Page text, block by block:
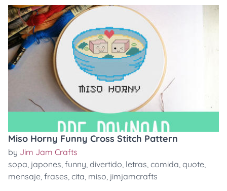
Miso Horny Funny Cross Stitch Pattern
by Jim Jam Crafts
sopa, japones, funny, divertido, letras, comida, quote,
mensaje, frases, cita, miso, jimjamcrafts